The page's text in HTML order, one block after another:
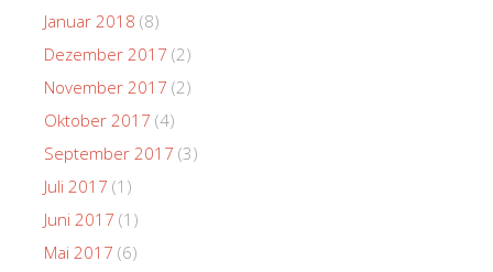
Januar 2018 (8)
Dezember 2017 (2)
November 2017 (2)
Oktober 2017 (4)
September 2017 (3)
Juli 2017 (1)
Juni 2017 (1)
Mai 2017 (6)